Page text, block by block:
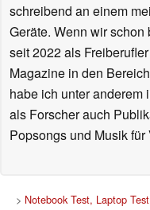
schreibend an einem
Geräte. Wenn wir
seit 2022 als
Magazine in den
habe ich unter anderem
als Forscher auch
Popsongs und Musik
> Notebook Test, Laptop